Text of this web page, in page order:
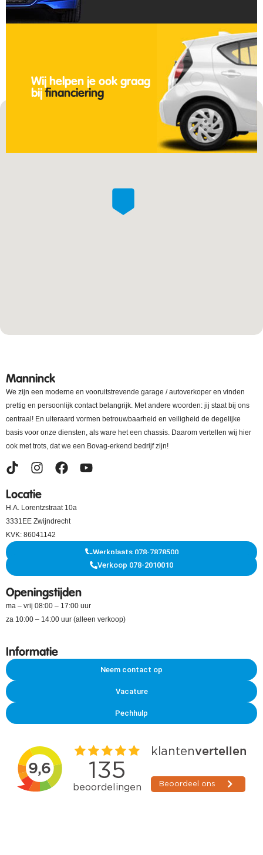
Wij helpen je ook graag
bijfinanciering
Manninck
We zijn een moderne en vooruitstrevende garage / autoverkoper en vinden
prettig en persoonlijk contact belangrijk. Met andere woorden: jij staat bij ons
centraal! En uiteraard vormen betrouwbaarheid en veiligheid de degelijke
basis voor onze diensten, als ware het een chassis. Daarom vertellen wij hier
ook met trots, dat we een Bovag-erkend bedrijf zijn!
Locatie
H.A. Lorentzstraat 10a
3331EE Zwijndrecht
KVK: 86041142
Werkplaats 078-7878500
Verkoop 078-2010010
Openingstijden
ma – vrij 08:00 – 17:00 uur
za 10:00 – 14:00 uur (alleen verkoop)
Informatie
Neem contact op
Vacature
Pechhulp